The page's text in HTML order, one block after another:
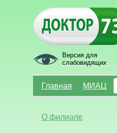
Версия для
слабовидящих
Главная МИАЦ
О филиале